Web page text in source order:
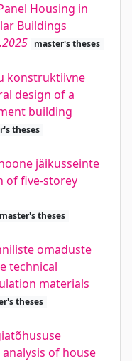
Housing in
Buildings
master's theses
konstruktiivne
design of a
building
theses
jäikusseinte
of five-storey
master's theses
omaduste
technical
materials
theses
of house